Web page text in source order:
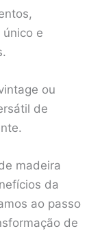
e
ou
de
madeira
da
ao passo
de